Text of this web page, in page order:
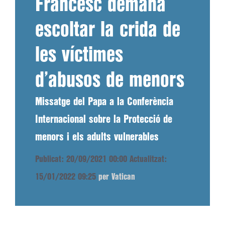
Francesc demana
escoltar la crida de
les víctimes
d’abusos de menors
Missatge del Papa a la Conferència
Internacional sobre la Protecció de
menors i els adults vulnerables
Publicat: 20/09/2021 00:00 Actualitzat:
15/01/2022 09:25 per Vatican